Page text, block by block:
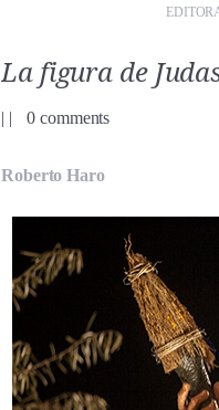
La figura de
| | 0 comments
Roberto Haro